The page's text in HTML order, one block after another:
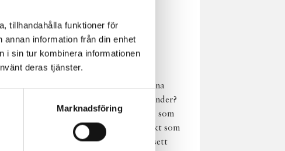
tillhandahålla funktioner för
information från din enhet
i sin tur kombinera informationen
deras tjänster.
Marknadsföring
njutning i alla
väder
Har du provat
chokladmjölk från dina
norrländska mjölkbönder?
Den är lika god varm som
kall och passar perfekt som
vardagsnjutning oavsett